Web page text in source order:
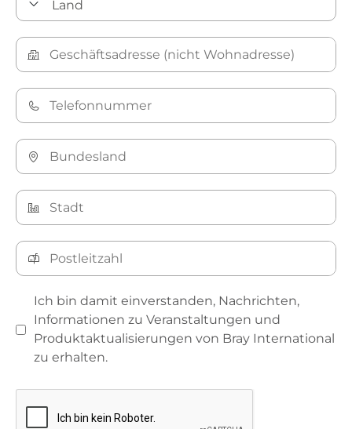
Ich bin damit einverstanden, Nachrichten,
Informationen zu Veranstaltungen und
Produktaktualisierungen von Bray International
zu erhalten.